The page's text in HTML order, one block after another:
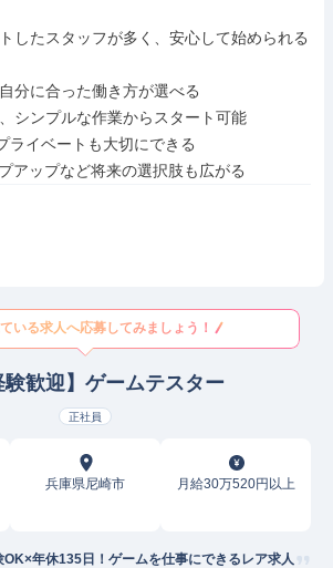
したスタッフが多く、安心して始められる
分に合った働き方が選べる
シンプルな作業からスタート可能
ライベートも大切にできる
アップなど将来の選択肢も広がる
いる求人へ応募してみましょう！
験歓迎】ゲームテスター
正社員
兵庫県尼崎市 月給30万520円以上
年休135日！ゲームを仕事にできるレア求人